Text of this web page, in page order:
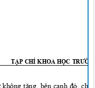
TẠP CHÍ KHOA HỌC
không tăng, bên cạnh đó,